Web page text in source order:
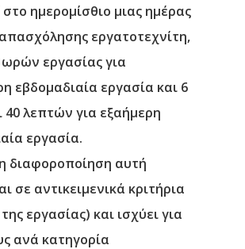
ημερομίσθιο μιας ημέρας
εργατοτεχνίτη,
εργασίας για
εβδομαδιαία εργασία και 6
λεπτών για εξαήμερη
εργασία.
διαφοροποίηση αυτή
σε αντικειμενικά κριτήρια
εργασίας) και ισχύει για
ανά κατηγορία